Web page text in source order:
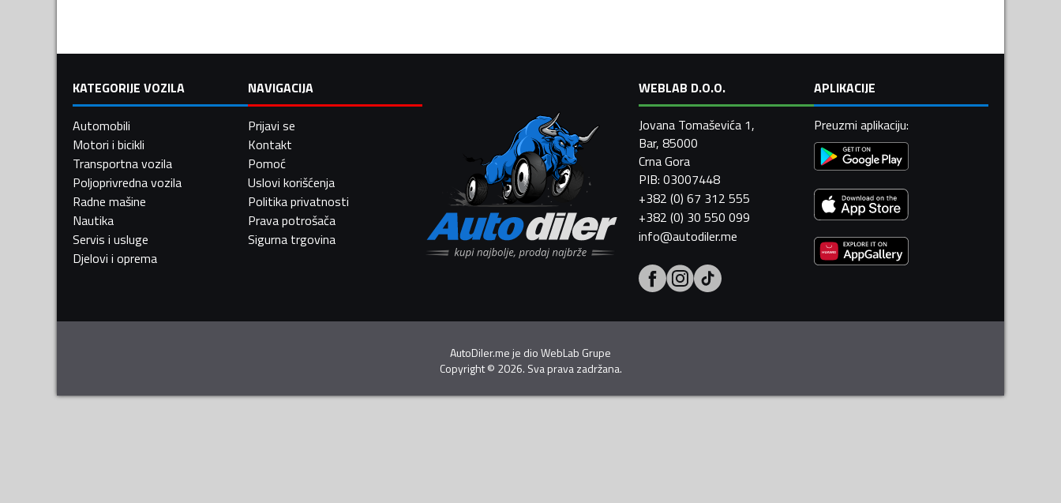
KATEGORIJE VOZILA
Automobili
Motori i bicikli
Transportna vozila
Poljoprivredna vozila
Radne mašine
Nautika
Servis i usluge
Djelovi i oprema
NAVIGACIJA
Prijavi se
Kontakt
Pomoć
Uslovi korišćenja
Politika privatnosti
Prava potrošača
Sigurna trgovina
WEBLAB D.O.O.
Jovana Tomaševića 1,
Bar, 85000
Crna Gora
PIB: 03007448
+382 (0) 67 312 555
+382 (0) 30 550 099
info@autodiler.me
APLIKACIJE
Preuzmi aplikaciju:
AutoDiler.me je dioWebLab Grupe
Copyright© 2026. Sva prava zadržana.